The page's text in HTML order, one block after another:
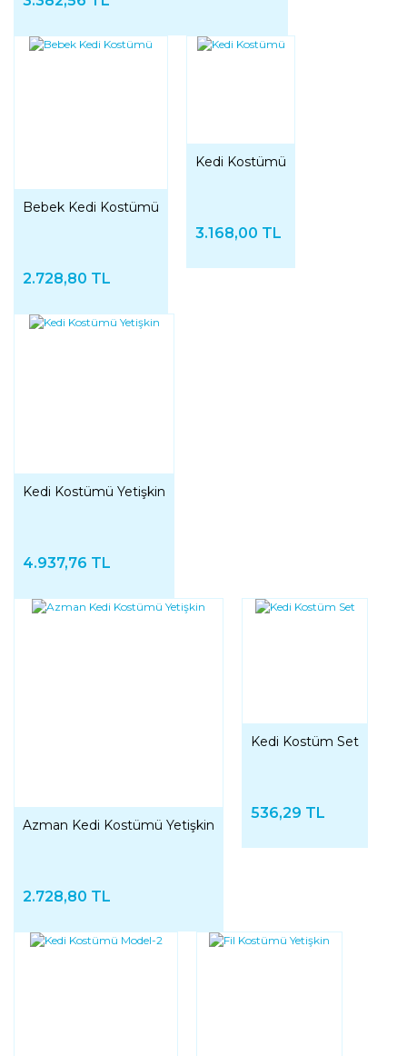
Bebek Kedi Kostümü
2.728,80 TL
Kedi Kostümü
3.168,00 TL
Kedi Kostümü Yetişkin
4.937,76 TL
Azman Kedi Kostümü Yetişkin
2.728,80 TL
Kedi Kostüm Set
536,29 TL